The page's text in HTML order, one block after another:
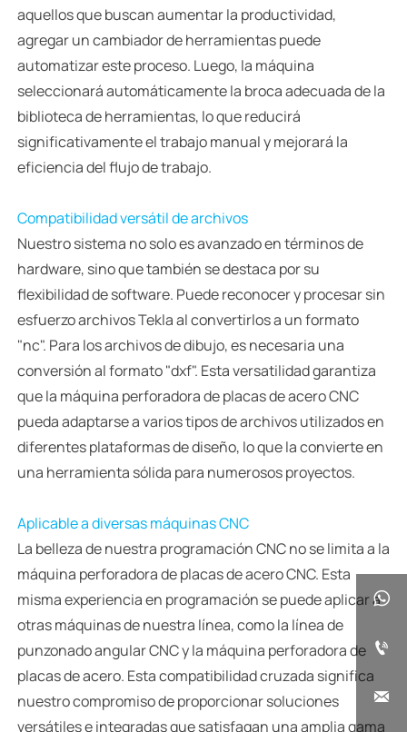
aquellos que buscan aumentar la productividad,
agregar un cambiador de herramientas puede
automatizar este proceso. Luego, la máquina
seleccionará automáticamente la broca adecuada de la
biblioteca de herramientas, lo que reducirá
significativamente el trabajo manual y mejorará la
eficiencia del flujo de trabajo.
Compatibilidad versátil de archivos
Nuestro sistema no solo es avanzado en términos de
hardware, sino que también se destaca por su
flexibilidad de software. Puede reconocer y procesar sin
esfuerzo archivos Tekla al convertirlos a un formato
"nc". Para los archivos de dibujo, es necesaria una
conversión al formato "dxf". Esta versatilidad garantiza
que la máquina perforadora de placas de acero CNC
pueda adaptarse a varios tipos de archivos utilizados en
diferentes plataformas de diseño, lo que la convierte en
una herramienta sólida para numerosos proyectos.
Aplicable a diversas máquinas CNC
La belleza de nuestra programación CNC no se limita a la
máquina perforadora de placas de acero CNC. Esta
misma experiencia en programación se puede aplicar a
otras máquinas de nuestra línea, como la línea de
punzonado angular CNC y la máquina perforadora de
placas de acero. Esta compatibilidad cruzada significa
nuestro compromiso de proporcionar soluciones
versátiles e integradas que satisfagan una amplia gama


